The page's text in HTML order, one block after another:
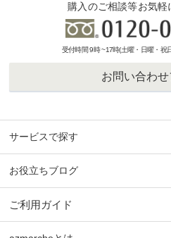
購入のご相談等お気
受付時間 9時 ~17時(土曜・日曜・祝
お問い合わ
サービスで探す
お役立ちブログ
ご利用ガイド